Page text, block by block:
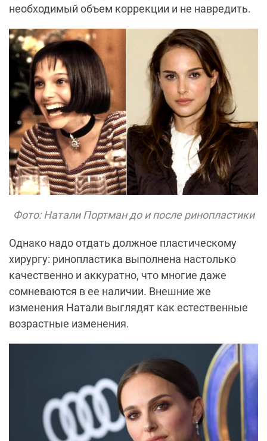
необходимый объем коррекции и не навредить.
Фото: Натали Портман до и после ринопластики
Однако надо отдать должное пластическому
хирургу: ринопластика выполнена настолько
качественно и аккуратно, что многие даже
сомневаются в ее наличии. Внешние же
изменения Натали выглядят как естественные
возрастные изменения.